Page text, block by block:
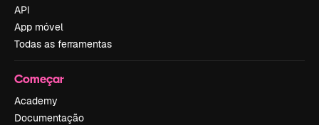
API
App móvel
Todas as ferramentas
Começar
Academy
Documentação